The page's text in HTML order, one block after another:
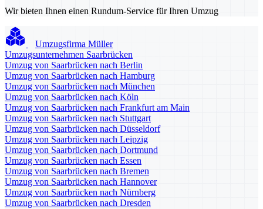
Wir bieten Ihnen einen Rundum-Service für Ihren Umzug
Umzugsfirma Müller
Umzugsunternehmen Saarbrücken
Umzug von Saarbrücken nach Berlin
Umzug von Saarbrücken nach Hamburg
Umzug von Saarbrücken nach München
Umzug von Saarbrücken nach Köln
Umzug von Saarbrücken nach Frankfurt am Main
Umzug von Saarbrücken nach Stuttgart
Umzug von Saarbrücken nach Düsseldorf
Umzug von Saarbrücken nach Leipzig
Umzug von Saarbrücken nach Dortmund
Umzug von Saarbrücken nach Essen
Umzug von Saarbrücken nach Bremen
Umzug von Saarbrücken nach Hannover
Umzug von Saarbrücken nach Nürnberg
Umzug von Saarbrücken nach Dresden